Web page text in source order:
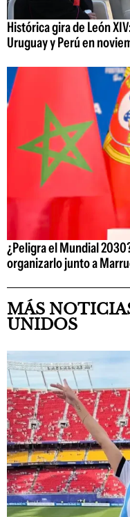
Histórica gira de León
Uruguay y Perú en
¿Peligra el Mundial
organizarlo junto a
MÁS
UNIDOS